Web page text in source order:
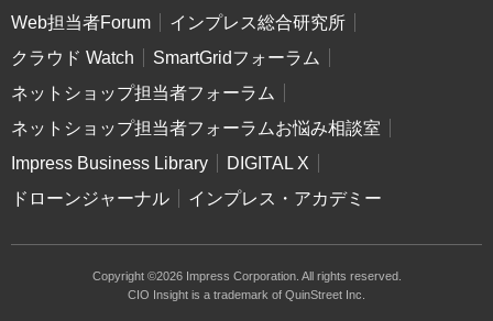
Web担当者Forum
インプレス総合研究所
クラウド Watch
SmartGridフォーラム
ネットショップ担当者フォーラム
ネットショップ担当者フォーラムお悩み相談室
Impress Business Library
DIGITAL X
ドローンジャーナル
インプレス・アカデミー
Copyright ©2026 Impress Corporation. All rights reserved.
CIO Insight is a trademark of QuinStreet Inc.